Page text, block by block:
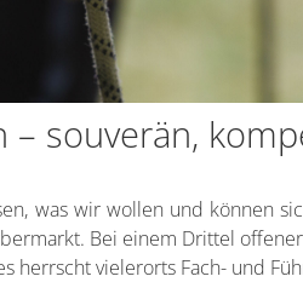
– souverän,
was wir wollen und können
Bei einem Drittel
herrscht vielerorts Fach- und